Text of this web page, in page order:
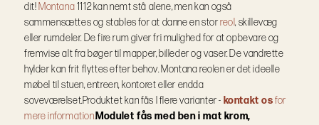
dit! Montana1112 kan nemt stå alene, men kan også
sammensættes og stables for at danne en storreol, skillevæg
eller rumdeler. De fire rum giver fri mulighed for at opbevare og
fremvise alt fra bøger til mapper, billeder og vaser. De vandrette
hylder kan frit flyttes efter behov. Montana reolen er det ideelle
møbel til stuen, entreen, kontoret eller endda
soveværelset.Produktet kan fås I flere varianter - kontakt osfor
mere information.Modulet fås med ben i mat krom,